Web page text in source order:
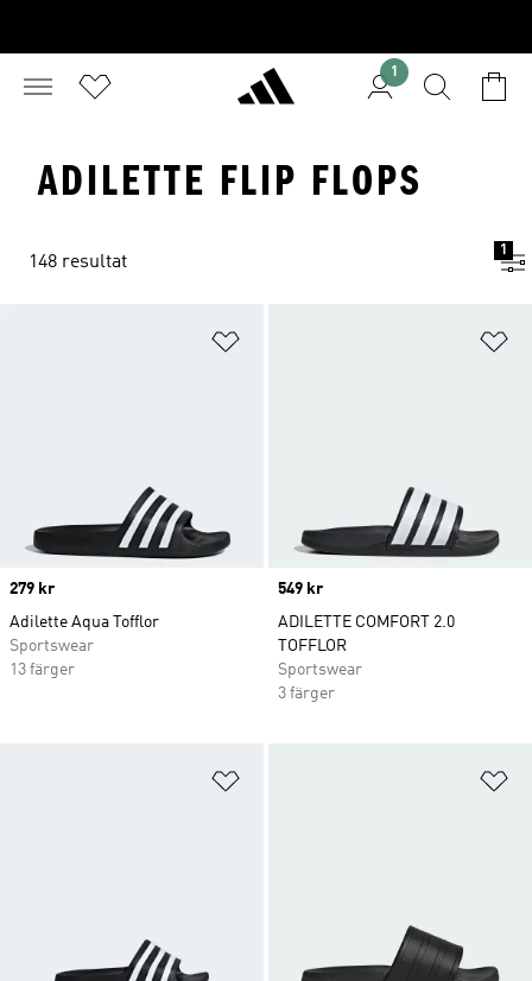
1
ADILETTE FLIP FLOPS
148 resultat
1
Price
279 kr
Adilette Aqua Tofflor
Sportswear
13 färger
Price
549 kr
ADILETTE COMFORT 2.0
TOFFLOR
Sportswear
3 färger